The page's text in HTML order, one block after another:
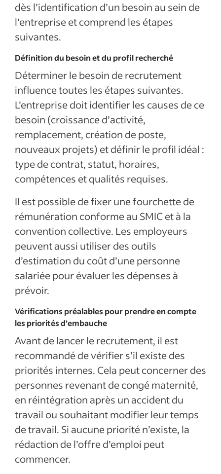
dès l’identification d’un besoin au sein de
l’entreprise et comprend les étapes
suivantes.
Définition du besoin et du profil recherché
Déterminer le besoin de recrutement
influence toutes les étapes suivantes.
L’entreprise doit identifier les causes de ce
besoin (croissance d’activité,
remplacement, création de poste,
nouveaux projets) et définir le profil idéal :
type de contrat, statut, horaires,
compétences et qualités requises.
Il est possible de fixer une fourchette de
rémunération conforme au SMIC et à la
convention collective. Les employeurs
peuvent aussi utiliser des outils
d’estimation du coût d’une personne
salariée pour évaluer les dépenses à
prévoir.
Vérifications préalables pour prendre en compte
les priorités d’embauche
Avant de lancer le recrutement, il est
recommandé de vérifier s’il existe des
priorités internes. Cela peut concerner des
personnes revenant de congé maternité,
en réintégration après un accident du
travail ou souhaitant modifier leur temps
de travail. Si aucune priorité n’existe, la
rédaction de l’offre d’emploi peut
commencer.